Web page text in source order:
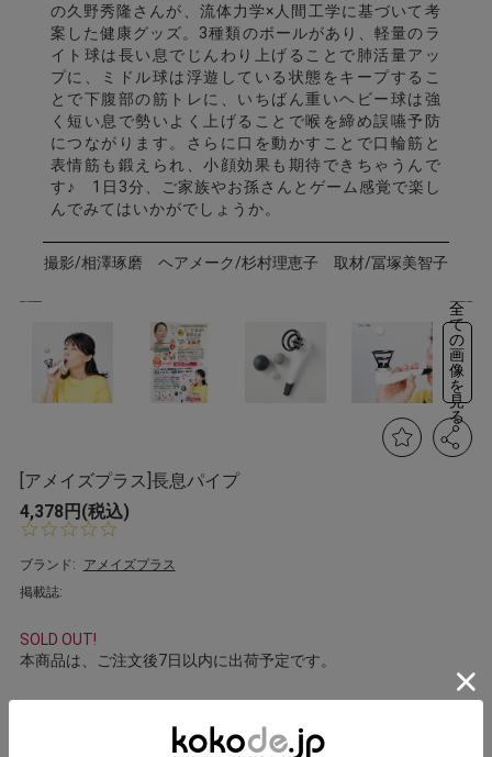
の久野秀隆さんが、流体力学×人間工学に基づいて考
案した健康グッズ。3種類のボールがあり、軽量のラ
イト球は長い息でじんわり上げることで肺活量アッ
プに、ミドル球は浮遊している状態をキープするこ
とで下腹部の筋トレに、いちばん重いヘビー球は強
く短い息で勢いよく上げることで喉を締め誤嚥予防
につながります。さらに口を動かすことで口輪筋と
表情筋も鍛えられ、小顔効果も期待できちゃうんで
す♪　1日3分、ご家族やお孫さんとゲーム感覚で楽し
んでみてはいかがでしょうか。
撮影/相澤琢磨 ヘアメーク/杉村理恵子 取材/冨塚美智子
全
て
の
画
像
を
見
る
[アメイズプラス]長息パイプ
4,378円(税込)
0.
s
a
i
ブランド:
アメイズプラス
掲載誌:
SOLD OUT!
本商品は、ご注文後7日以内に出荷予定です。
在庫を見る